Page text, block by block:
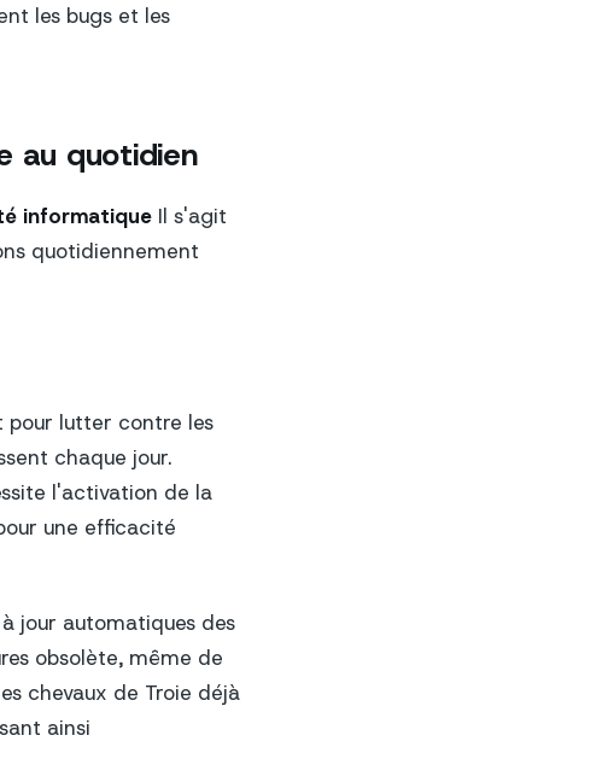
les bugs et les
au quotidien
informatique Il s'agit
quotidiennement
pour lutter contre les
chaque jour.
l'activation de la
une efficacité
jour automatiques des
obsolète, même de
chevaux de Troie déjà
ainsi